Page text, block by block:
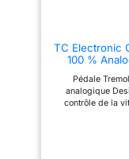
TC Electronic
100 %
Pédale
analogique
contrôle de la